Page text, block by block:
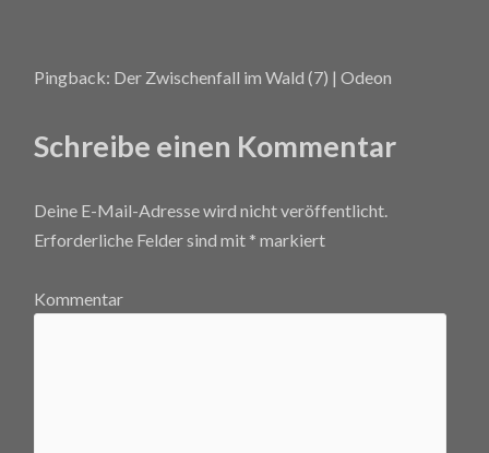
Pingback: Der Zwischenfall im Wald (7) | Odeon
Schreibe einen Kommentar
Deine E-Mail-Adresse wird nicht veröffentlicht.
Erforderliche Felder sind mit * markiert
Kommentar